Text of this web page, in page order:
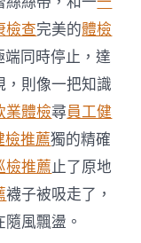
勞
檢
科
服
務
當
局
吁
消
費
者
慎
選〉
檢查完美的體檢
同時停止，達
，則像一把知識
業體檢尋員工健
檢推薦獨的精確
檢推薦止了原地
襪子被吸走了，
隨風飄盪。